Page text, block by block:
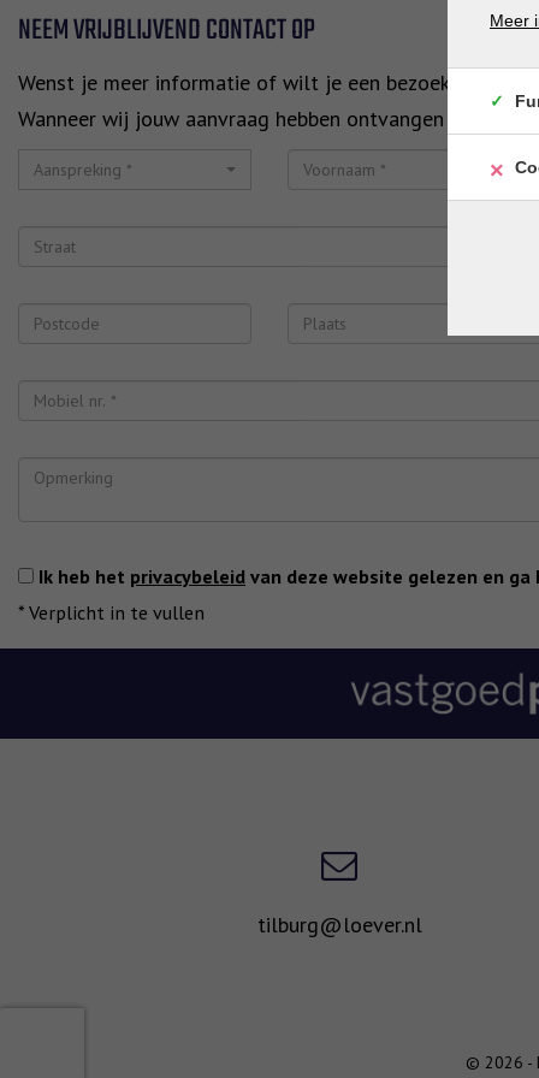
NEEM VRIJBLIJVEND CONTACT OP
Wenst je meer informatie of wilt je een
Wanneer wij jouw aanvraag hebben ontvangen zullen
Aanspreking *
Ik heb het privacybeleid van deze website gelezen en ga
* Verplicht in te vullen
tilburg@loever.nl
© 2026 -
Meer